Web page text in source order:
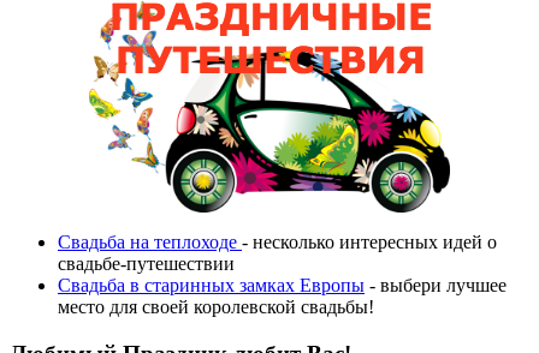
Свадьба на теплоходе - несколько интересных идей о
свадьбе-путешествии
Свадьба в старинных замках Европы - выбери лучшее
место для своей королевской свадьбы!